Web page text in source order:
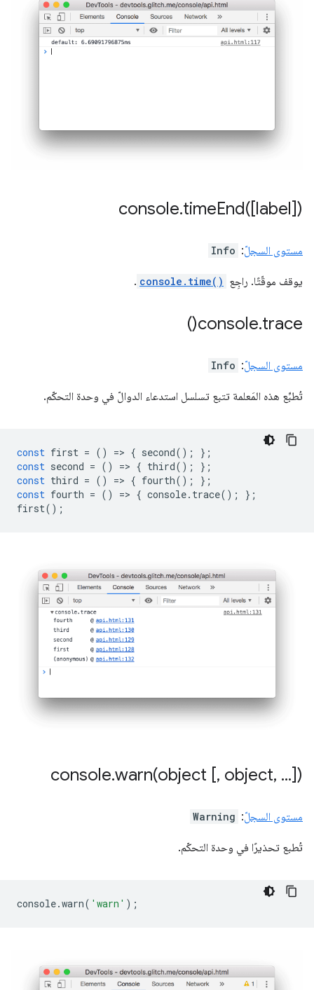
console.timeEnd([label])
مستوى السجلّ:
Info
يوقف موقّتًا. راجِع console.time()
.
console.trace(
)
مستوى السجلّ:
Info
تُطبِّع هذه المَعلمة تتبع تسلسل استدعاء الدوالّ في وحدة التحكّم.
const first = () => { second();
};
const second = () => { third();
};
const third = () => { fourth();
};
const fourth = () => { console. trace();
};
first();
console.warn(object [, object, ...])
مستوى السجلّ:
Warning
تُطبع تحذيرًا في وحدة التحكّم.
console.warn( 'warn' );